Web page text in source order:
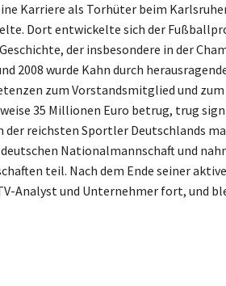
Karriere als Torhüter beim
Dort entwickelte sich der
der insbesondere in der
2008 wurde Kahn durch
zum Vorstandsmitglied und zum
35 Millionen Euro betrug, trug
der reichsten Sportler Deutschlands
Nationalmannschaft und
teil. Nach dem Ende seiner
Analyst und Unternehmer fort, und